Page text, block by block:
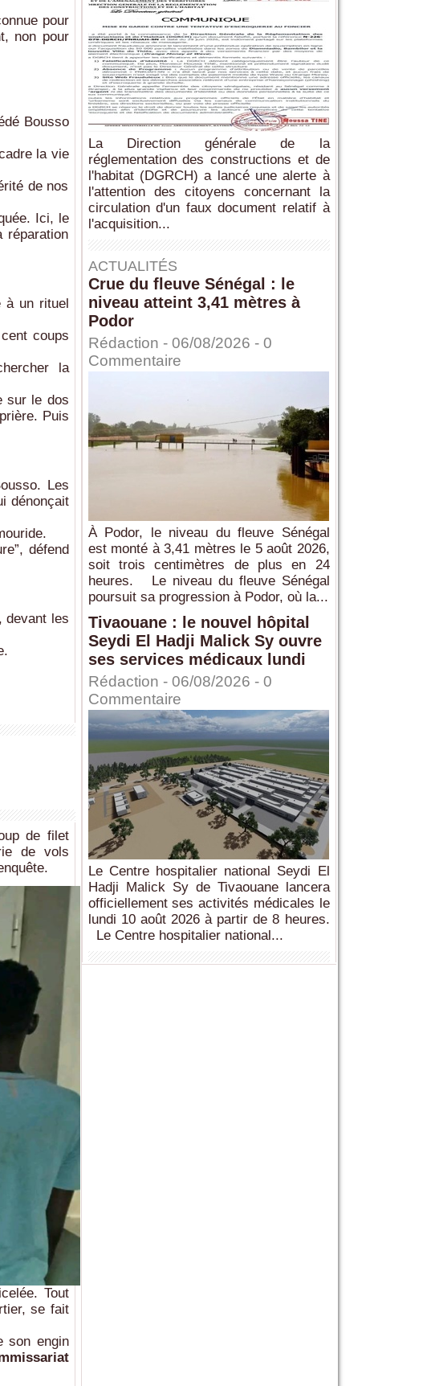
pour
non pour
Bousso
la vie
de nos
Ici, le
à un rituel
coups
la
sur le dos
Puis
Les
dénonçait
défend
devant les
de filet
de vols
Tout
se fait
son engin
La Direction générale de la
réglementation des constructions et de
l'habitat (DGRCH) a lancé une alerte à
l'attention des citoyens concernant la
circulation d'un faux document relatif à
l'acquisition...
ACTUALITÉS
Crue du fleuve Sénégal : le
niveau atteint 3,41 mètres à
Podor
Rédaction - 06/08/2026 - 0
Commentaire
À Podor, le niveau du fleuve Sénégal
est monté à 3,41 mètres le 5 août 2026,
soit trois centimètres de plus en 24
heures. Le niveau du fleuve Sénégal
poursuit sa progression à Podor, où la...
Tivaouane : le nouvel hôpital
Seydi El Hadji Malick Sy ouvre
ses services médicaux lundi
Rédaction - 06/08/2026 - 0
Commentaire
Le Centre hospitalier national Seydi El
Hadji Malick Sy de Tivaouane lancera
officiellement ses activités médicales le
lundi 10 août 2026 à partir de 8 heures.
Le Centre hospitalier national...